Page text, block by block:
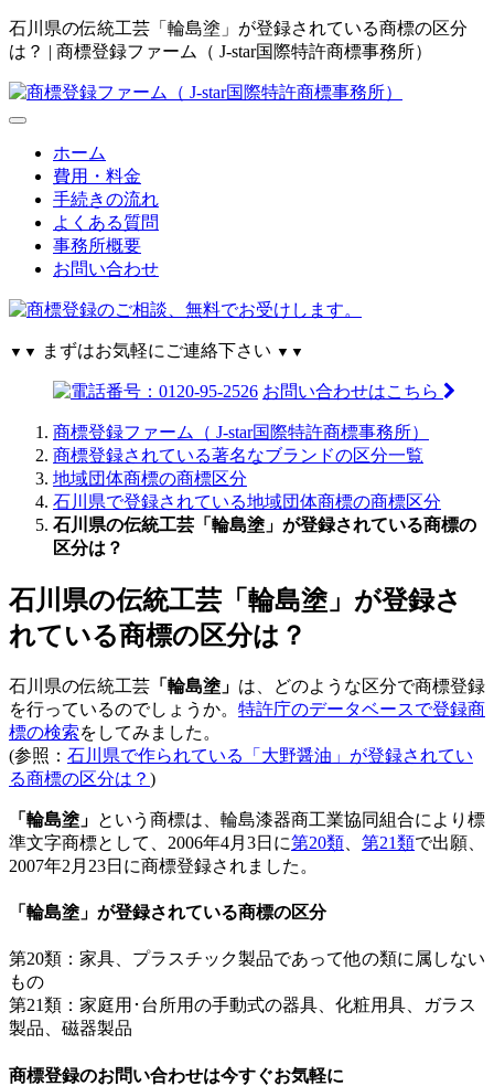
石川県の伝統工芸「輪島塗」が登録されている商標の区分
は？ | 商標登録ファーム（ J-star国際特許商標事務所）
ホーム
費用・料金
手続きの流れ
よくある質問
事務所概要
お問い合わせ
▼▼ まずはお気軽にご連絡下さい ▼▼
お問い合わせはこちら
商標登録ファーム（ J-star国際特許商標事務所）
商標登録されている著名なブランドの区分一覧
地域団体商標の商標区分
石川県で登録されている地域団体商標の商標区分
石川県の伝統工芸「輪島塗」が登録されている商標の
区分は？
石川県の伝統工芸「輪島塗」が登録さ
れている商標の区分は？
石川県の伝統工芸 「輪島塗」 は、どのような区分で商標登録
を行っているのでしょうか。 特許庁のデータベースで登録商
標の検索をしてみました。
(参照： 石川県で作られている「大野醤油」が登録されてい
る商標の区分は？ )
「輪島塗」 という商標は、輪島漆器商工業協同組合により標
準文字商標として、2006年4月3日に第20類 第21類で出願、
2007年2月23日に商標登録されました。
「輪島塗」が登録されている商標の区分
第20類：家具、プラスチック製品であって他の類に属しない
もの
第21類：家庭用･台所用の手動式の器具、化粧用具、ガラス
製品、磁器製品
商標登録のお問い合わせは今すぐお気軽に